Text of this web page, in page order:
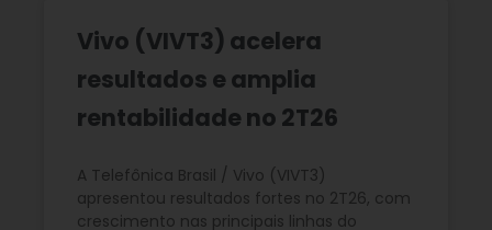
Vivo (VIVT3) acelera
resultados e amplia
rentabilidade no 2T26
A Telefônica Brasil / Vivo (VIVT3)
apresentou resultados fortes no 2T26, com
crescimento nas principais linhas do